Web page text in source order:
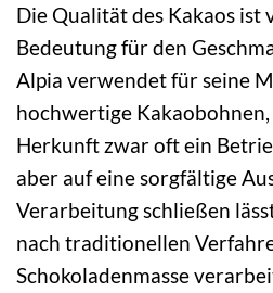
Die Qualität des Kakaos ist
Bedeutung für den
Alpia verwendet für seine
hochwertige
Herkunft zwar oft ein
aber auf eine sorgfältige
Verarbeitung schließen
nach traditionellen
Schokoladenmasse